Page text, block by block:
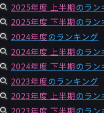
2025年度 上半期のラン
2025年度 下半期のラン
2024年度のランキング
2024年度 上半期のラン
2024年度 下半期のラン
2023年度のランキング
2023年度 上半期のラン
2023年度 下半期のラン